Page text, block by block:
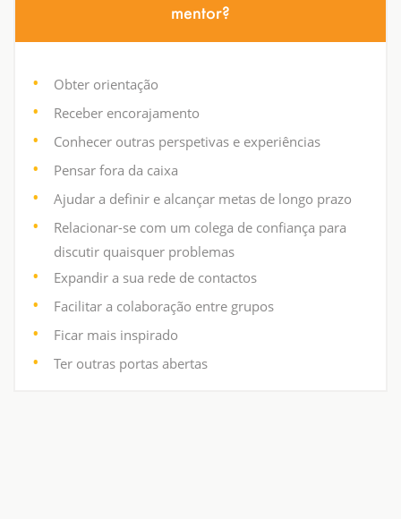
mentor?
Obter orientação
Receber encorajamento
Conhecer outras perspetivas e experiências
Pensar fora da caixa
Ajudar a definir e alcançar metas de longo prazo
Relacionar-se com um colega de confiança para
discutir quaisquer problemas
Expandir a sua rede de contactos
Facilitar a colaboração entre grupos
Ficar mais inspirado
Ter outras portas abertas